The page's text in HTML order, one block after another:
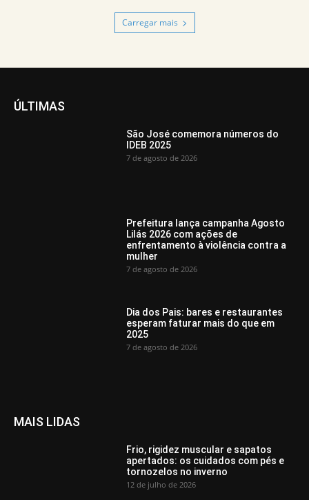
Carregar mais
ÚLTIMAS
São José comemora números do
IDEB 2025
7 de agosto de 2026
Prefeitura lança campanha Agosto
Lilás 2026 com ações de
enfrentamento à violência contra a
mulher
7 de agosto de 2026
Dia dos Pais: bares e restaurantes
esperam faturar mais do que em
2025
7 de agosto de 2026
MAIS LIDAS
Frio, rigidez muscular e sapatos
apertados: os cuidados com pés e
tornozelos no inverno
12 de julho de 2026